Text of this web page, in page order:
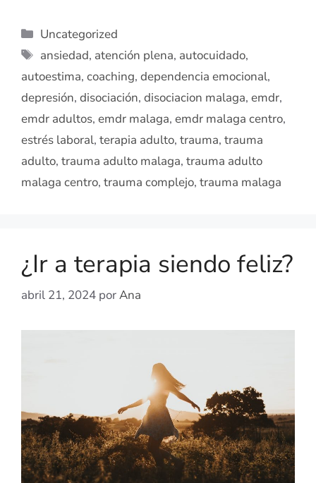
Uncategorized
ansiedad, atención plena, autocuidado,
autoestima, coaching, dependencia emocional,
depresión, disociación, disociacion malaga, emdr,
emdr adultos, emdr malaga, emdr malaga centro,
estrés laboral, terapia adulto, trauma, trauma
adulto, trauma adulto malaga, trauma adulto
malaga centro, trauma complejo, trauma malaga
¿Ir a terapia siendo feliz?
abril 21, 2024 porAna